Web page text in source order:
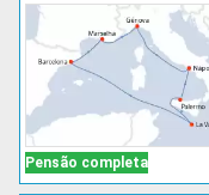
Pensão completa